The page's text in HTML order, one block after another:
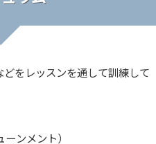
をレッスンを通して訓練して
ンメント）